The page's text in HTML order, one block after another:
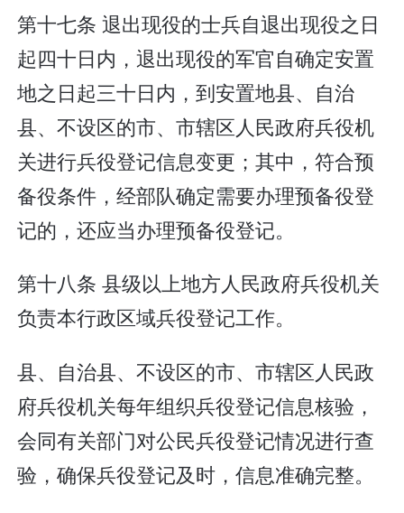
第十七条 退出现役的士兵自退出现役之日
起四十日内，退出现役的军官自确定安置
地之日起三十日内，到安置地县、自治
县、不设区的市、市辖区人民政府兵役机
关进行兵役登记信息变更；其中，符合预
备役条件，经部队确定需要办理预备役登
记的，还应当办理预备役登记。
第十八条 县级以上地方人民政府兵役机关
负责本行政区域兵役登记工作。
县、自治县、不设区的市、市辖区人民政
府兵役机关每年组织兵役登记信息核验，
会同有关部门对公民兵役登记情况进行查
验，确保兵役登记及时，信息准确完整。